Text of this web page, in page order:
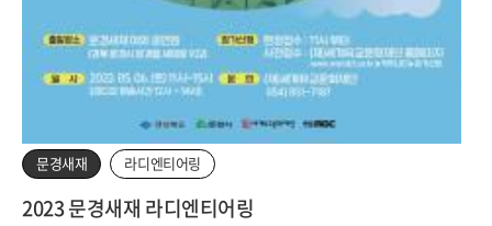
문경새재 라디엔티어링
2023 문경새재 라디엔티어링